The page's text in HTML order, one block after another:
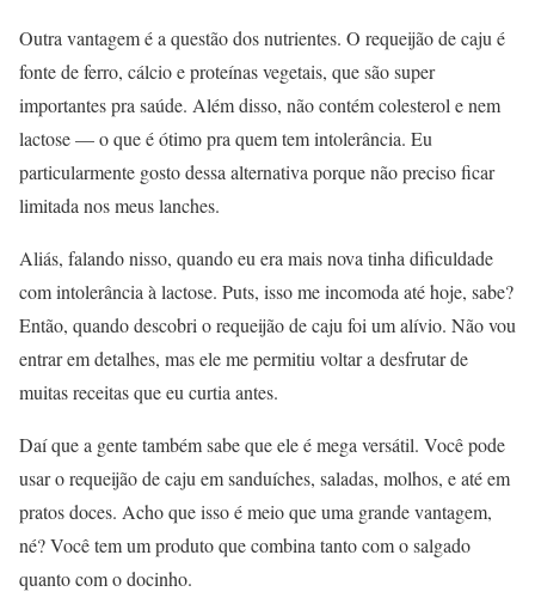
Outra vantagem é a questão dos nutrientes. O requeijão de caju é
fonte de ferro, cálcio e proteínas vegetais, que são super
importantes pra saúde. Além disso, não contém colesterol e nem
lactose — o que é ótimo pra quem tem intolerância. Eu
particularmente gosto dessa alternativa porque não preciso ficar
limitada nos meus lanches.
Aliás, falando nisso, quando eu era mais nova tinha dificuldade
com intolerância à lactose. Puts, isso me incomoda até hoje, sabe?
Então, quando descobri o requeijão de caju foi um alívio. Não vou
entrar em detalhes, mas ele me permitiu voltar a desfrutar de
muitas receitas que eu curtia antes.
Daí que a gente também sabe que ele é mega versátil. Você pode
usar o requeijão de caju em sanduíches, saladas, molhos, e até em
pratos doces. Acho que isso é meio que uma grande vantagem,
né? Você tem um produto que combina tanto com o salgado
quanto com o docinho.